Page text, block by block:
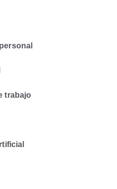
trabajo